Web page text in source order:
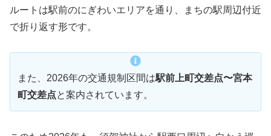
ルートは駅前のにぎわいエリアを通り、まちの駅周辺付近
で折り返す形です。
また、2026年の交通規制区間は駅前上町交差点〜宮本
町交差点と案内されています。